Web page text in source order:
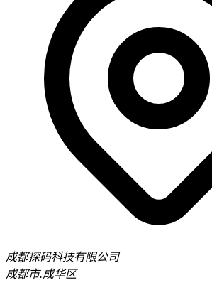
成都探码科技有限公司
成都市.成华区